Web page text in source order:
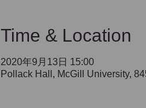
Time & Location
2020年9月13日 15:00
Pollack Hall, McGill University,